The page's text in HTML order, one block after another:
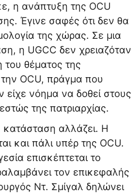
η ανάπτυξη της OCU
Έγινε σαφές ότι δεν θα
της χώρας. Σε μια
η UGCC δεν χρειαζόταν
του θέματος της
OCU, πράγμα που
είχε νόημα να δοθεί στους
της πατριαρχίας.
αλλάζει. Η
και πάλι υπέρ της OCU.
επισκέπτεται το
τον επικεφαλής
Ντ. Σμίγαλ δηλώνει